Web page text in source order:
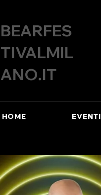
BEARFES
TIVALMIL
ANO.IT
HOME EVENTI